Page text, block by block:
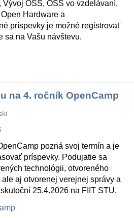
Vývoj OSS, OSS vo vzdelávaní,
Hardware a
príspevky je možné registrovať
sa na Vašu návštevu.
na 4. ročník OpenCamp
pozná svoj termín a je
príspevky. Podujatie sa
technológii, otvoreného
aj otvorenej verejnej správy a
25.4.2026 na FIIT STU.